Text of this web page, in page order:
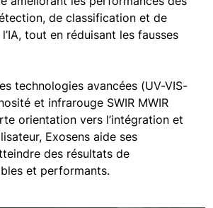
de classification et de
tout en réduisant les fausses
technologies avancées (UV-VIS-
et infrarouge SWIR MWIR
orientation vers l’intégration et
Exosens aide ses
des résultats de
et performants.